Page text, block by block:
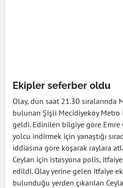
Ekipler seferber oldu
Olay, dün saat 21.30 sıralarında
bulunan Şişli Mecidiyeköy Metro
geldi. Edinilen bilgiye göre Emre
yolcu indirmek için yanaştığı
iddiasına göre koşarak raylara
Ceylan için istasyona polis,
edildi. Olay yerine gelen itfaiye
bulunduğu yerden çıkarılan